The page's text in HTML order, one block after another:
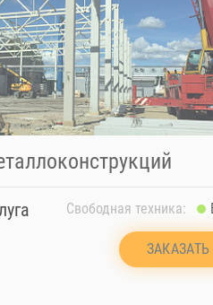
Свободная техника:
ЗАКАЗАТЬ